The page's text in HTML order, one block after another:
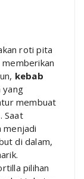
roti pita
kebab
yang
membuat
Saat
menjadi
di dalam,
pilihan